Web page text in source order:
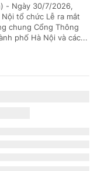
- Ngày 30/7/2026,
Nội tổ chức Lễ ra mắt
chung Cổng Thông
phố Hà Nội và các...